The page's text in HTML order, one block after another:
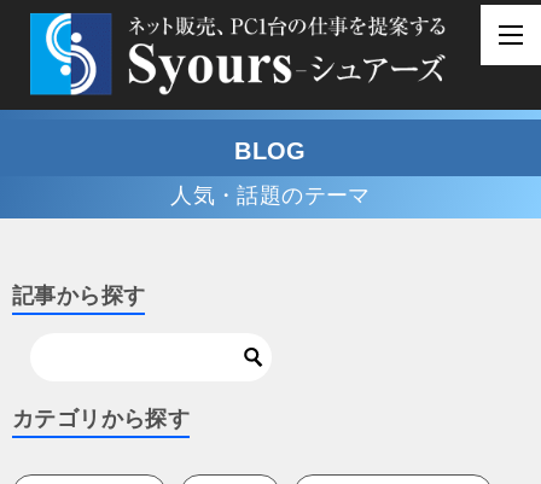
BLOG
人気・話題のテーマ
記事から探す
カテゴリから探す